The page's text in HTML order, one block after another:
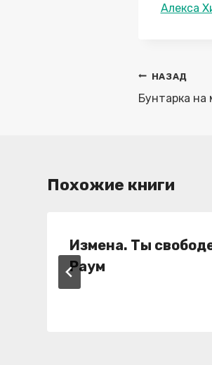
Метки
Алекса
по
НАЗАД
Бунтарка на
Похожие книги
Измена. Ты
Раум